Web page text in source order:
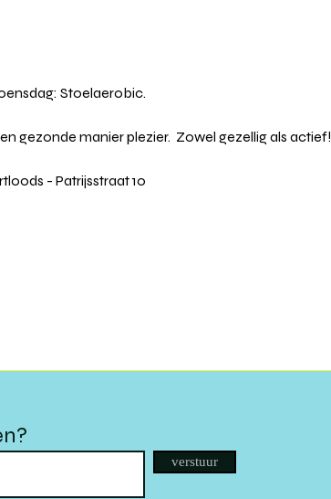
Stoelaerobic.
gezonde manier plezier.  Zowel gezellig als actief!
- Patrijsstraat 10
verstuur